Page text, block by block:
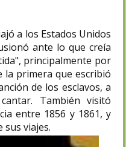
a los Estados Unidos
ante lo que creía
principalmente por
la primera que escribió
de los esclavos, a
También visitó
entre 1856 y 1861, y
viajes.